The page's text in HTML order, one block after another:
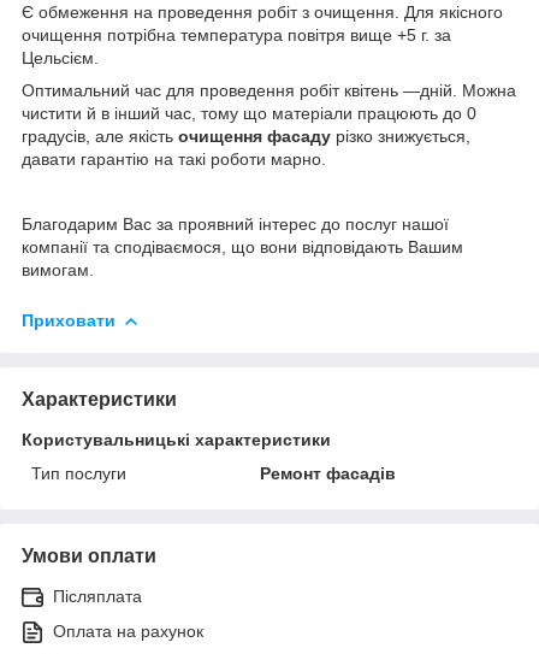
Є обмеження на проведення робіт з очищення. Для якісного
очищення потрібна температура повітря вище +5 г. за
Цельсієм.
Оптимальний час для проведення робіт квітень —дній. Можна
чистити й в інший час, тому що матеріали працюють до 0
градусів, але якість очищення фасаду різко знижується,
давати гарантію на такі роботи марно.
Благодарим Вас за проявний інтерес до послуг нашої
компанії та сподіваємося, що вони відповідають Вашим
вимогам.
Приховати
Характеристики
Користувальницькі характеристики
Тип послуги
Ремонт фасадів
Умови оплати
Післяплата
Оплата на рахунок